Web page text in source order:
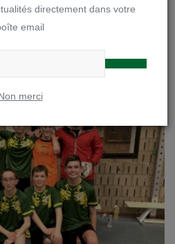
directement dans votre
email
merci
I et K
843